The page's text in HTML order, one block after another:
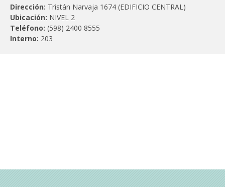
Dirección: Tristán Narvaja 1674 (EDIFICIO CENTRAL)
Ubicación: NIVEL 2
Teléfono: (598) 2400 8555
Interno: 203